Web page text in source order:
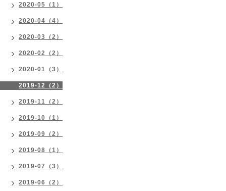
2020-05（1）
2020-04（4）
2020-03（2）
2020-02（2）
2020-01（3）
2019-12（2）
2019-11（2）
2019-10（1）
2019-09（2）
2019-08（1）
2019-07（3）
2019-06（2）